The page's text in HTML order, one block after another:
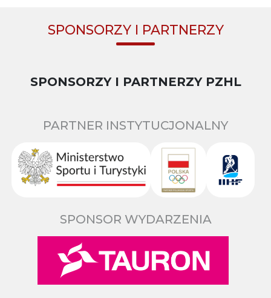
SPONSORZY I PARTNERZY
SPONSORZY I PARTNERZY PZHL
PARTNER INSTYTUCJONALNY
SPONSOR WYDARZENIA